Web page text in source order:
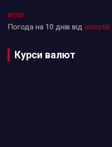
вітер:
Погода на 10 днів від
Курси валют